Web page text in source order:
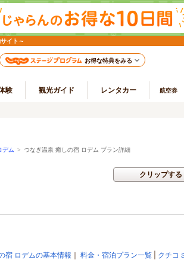
イト～
お得な特典をみる
験 観光ガイド レンタカー 航空券
デム > つなぎ温泉 癒しの宿 ロデム プラン詳細
クリップする
宿 ロデムの基本情報 ｜ 料金・宿泊プラン一覧 クチコ